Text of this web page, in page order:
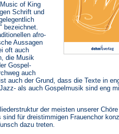
of King
Schrift und
bezeichnet.
afro-
Aussagen
oft auch
die Musik
Gospel-
auch
auch der Grund, dass die Texte in
als auch Gospelmusik sind eng
der meisten unserer Chöre
für dreistimmigen Frauenchor
dazu treten.